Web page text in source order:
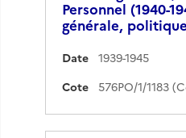
Personnel (1940-
générale,
Date
1939-1945
Cote
576PO/1/1183